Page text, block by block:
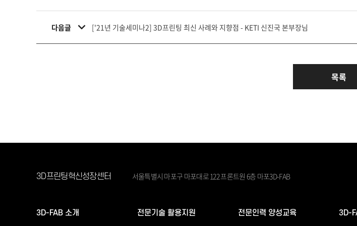
다음글 ['21년 기술세미나2] 3D프린팅 최신 사례와 지향점 - KETI 신진국 본부장님
목록
3D프린팅혁신성장센터 서울특별시 마포구 마포대로 122 프론트원 6층 마포3D-FAB
3D-FAB 소개 전문기술 활용지원 전문인력 양성교육 3D-